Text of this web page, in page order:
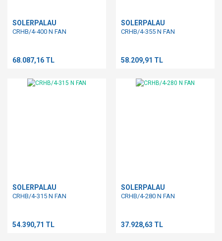
SOLERPALAU
CRHB/4-400 N FAN
68.087,16 TL
SOLERPALAU
CRHB/4-355 N FAN
58.209,91 TL
SOLERPALAU
CRHB/4-315 N FAN
54.390,71 TL
SOLERPALAU
CRHB/4-280 N FAN
37.928,63 TL